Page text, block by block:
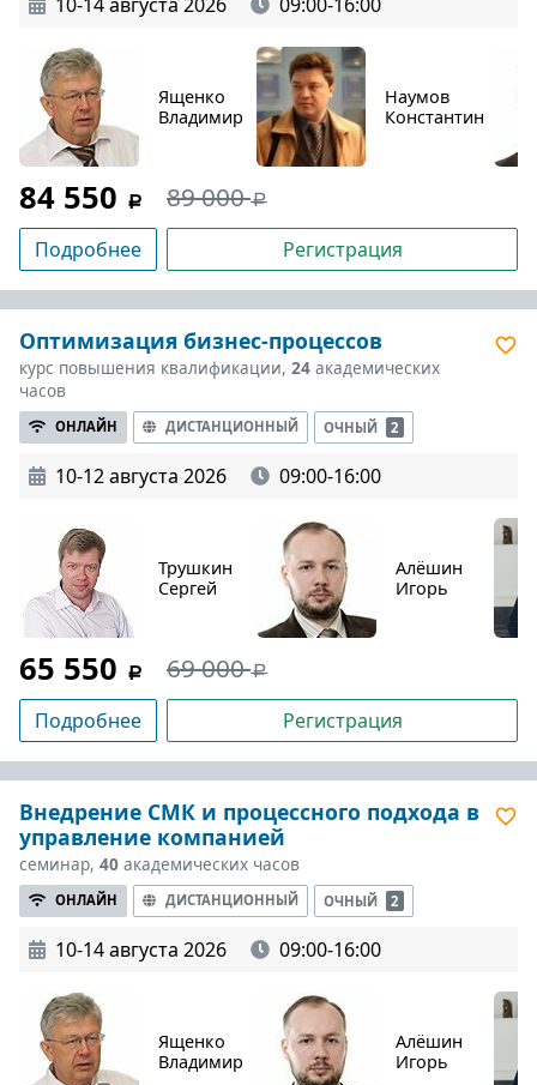
Ященко
Владимир
Наумов
Константин
84 550 89 000
Подробнее Регистрация
Оптимизация бизнес-процессов
курс повышения квалификации, 24 академических
часов
ОНЛАЙН ДИСТАНЦИОННЫЙ ОЧНЫЙ 2
10-12 августа 2026 09:00-16:00
Трушкин
Сергей
Алёшин
Игорь
65 550 69 000
Подробнее Регистрация
Внедрение СМК и процессного подхода в
управление компанией
семинар, 40 академических часов
ОНЛАЙН ДИСТАНЦИОННЫЙ ОЧНЫЙ 2
10-14 августа 2026 09:00-16:00
Ященко
Владимир
Алёшин
Игорь